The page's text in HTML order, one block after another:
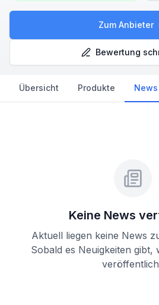
Zum Anbieter
Bewertung
Übersicht Produkte News
Keine News
Aktuell liegen keine News
Sobald es Neuigkeiten gibt,